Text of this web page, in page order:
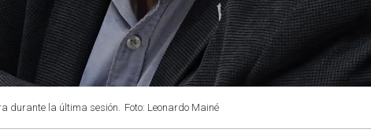
durante la última sesión. Foto: Leonardo Mainé